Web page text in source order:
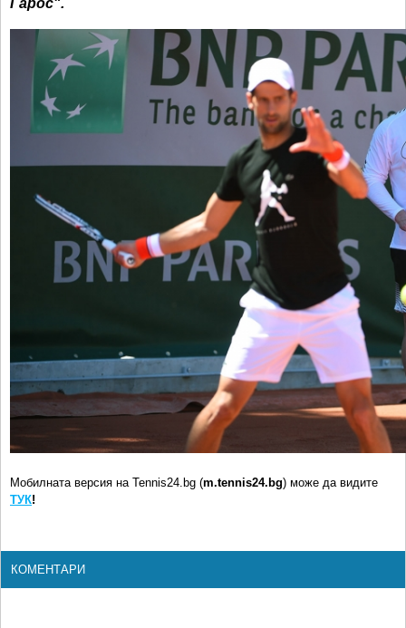
Мобилната версия на Tennis24.bg (m.tennis24.bg) може да видите
ТУК!
КОМЕНТАРИ